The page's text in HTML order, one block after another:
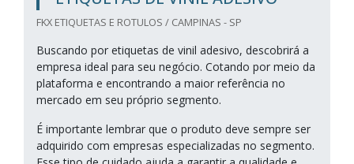
FKX ETIQUETAS E ROTULOS / CAMPINAS - SP
Buscando por etiquetas de vinil adesivo, descobrirá a
empresa ideal para seu negócio. Cotando por meio da
plataforma e encontrando a maior referência no
mercado em seu próprio segmento.
É importante lembrar que o produto deve sempre ser
adquirido com empresas especializadas no segmento.